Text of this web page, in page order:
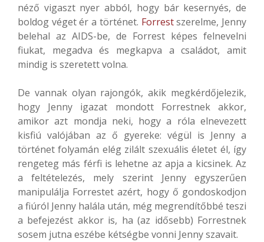
néző vigaszt nyer abból, hogy bár kesernyés, de
boldog véget ér a történet. Forrestszerelme, Jenny
belehal az AIDS-be, de Forrest képes felnevelni
fiukat, megadva és megkapva a családot, amit
mindig is szeretett volna.
De vannak olyan rajongók, akik megkérdőjelezik,
hogy Jenny igazat mondott Forrestnek akkor,
amikor azt mondja neki, hogy a róla elnevezett
kisfiú valójában az ő gyereke: végül is Jenny a
történet folyamán elég zilált szexuális életet él, így
rengeteg más férfi is lehetne az apja a kicsinek. Az
a feltételezés, mely szerint Jenny egyszerűen
manipulálja Forrestet azért, hogy ő gondoskodjon
a fiúról Jenny halála után, még megrendítőbbé teszi
a befejezést akkor is, ha (az idősebb) Forrestnek
sosem jutna eszébe kétségbe vonni Jenny szavait.